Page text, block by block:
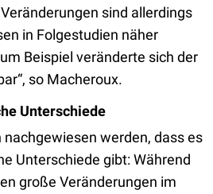
sind allerdings
in Folgestudien näher
Beispiel veränderte sich der
so Macheroux.
Unterschiede
werden, dass es
Unterschiede gibt: Während
große Veränderungen im